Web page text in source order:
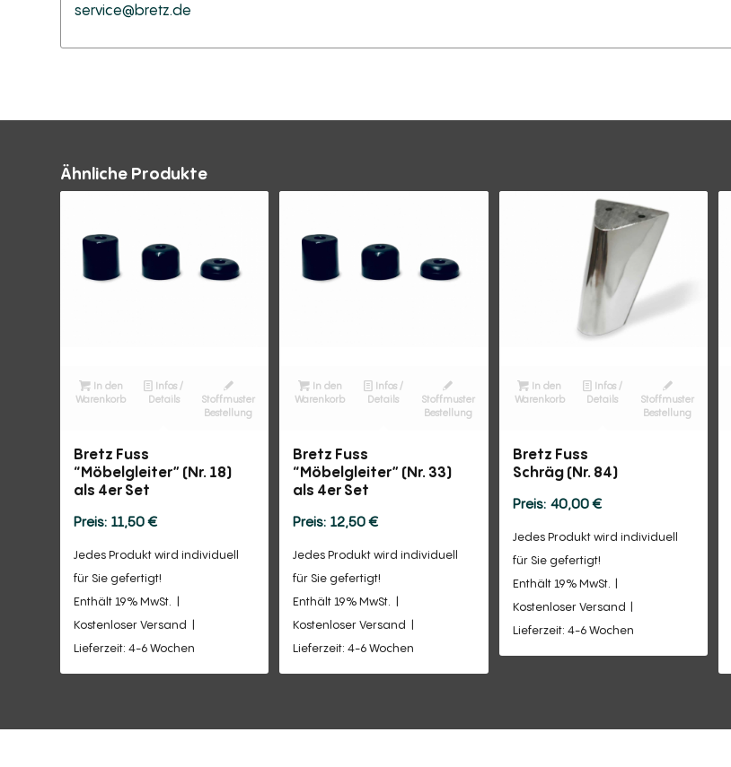
service@bretz.de
Ähnliche Produkte
In den
Warenkorb
Infos /
Details
Stoffmuster
Bestellung
Bretz Fuss
“Möbelgleiter” (Nr. 18)
als 4er Set
11,50€
Jedes Produkt wird individuell
für Sie gefertigt!
Enthält 19% MwSt.
Kostenloser Versand
Lieferzeit: 4-6 Wochen
In den
Warenkorb
Infos /
Details
Stoffmuster
Bestellung
Bretz Fuss
“Möbelgleiter” (Nr. 33)
als 4er Set
12,50€
Jedes Produkt wird individuell
für Sie gefertigt!
Enthält 19% MwSt.
Kostenloser Versand
Lieferzeit: 4-6 Wochen
In den
Warenkorb
Infos /
Details
Stoffmuster
Bestellung
Bretz Fuss
Schräg (Nr. 84)
40,00€
Jedes Produkt wird individuell
für Sie gefertigt!
Enthält 19% MwSt.
Kostenloser Versand
Lieferzeit: 4-6 Wochen